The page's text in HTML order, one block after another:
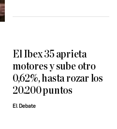
El Ibex 35 aprieta
motores y sube otro
0,62%, hasta rozar los
20.200 puntos
El Debate